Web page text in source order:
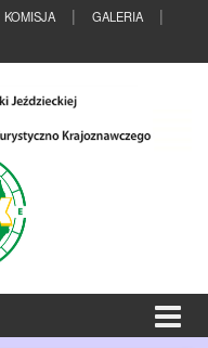
KOMISJA
GALERIA